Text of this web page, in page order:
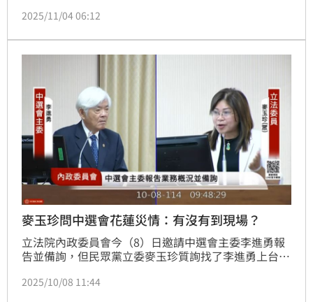
輔英科大教授蘇嘉宏、世新大學管院院長江岷欽、中華
團表示，期許新任委員加入中選會後能重建全民信任，
秉持中立與專業。
2025/11/04 06:12
麥玉珍問中選會花蓮災情：有沒有到現場？
立法院內政委員會今（8）日邀請中選會主委李進勇報
告並備詢，但民眾黨立委麥玉珍質詢找了李進勇上台
湖）」造成慘重災情，兩個星期了，「不知道你們有沒
2025/10/08 11:44